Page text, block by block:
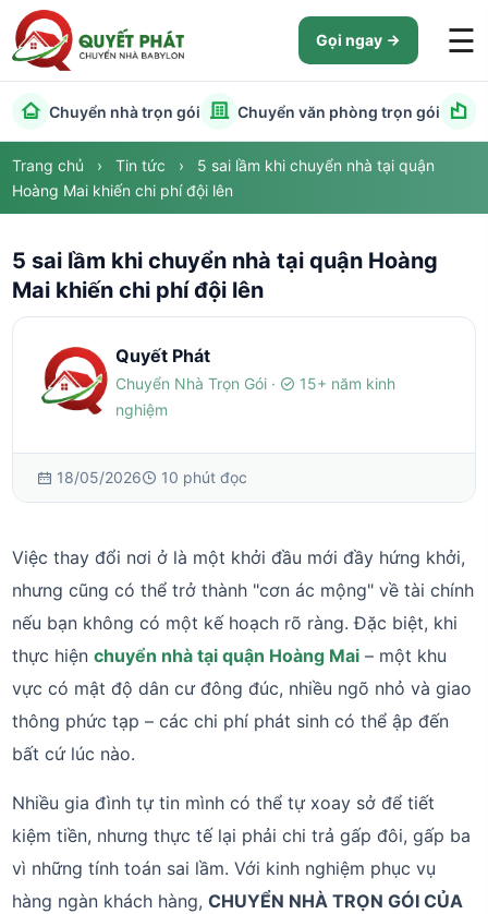
Gọi ngay ☰
Chuyển nhà trọn gói Chuyển văn phòng trọn gói
Trang chủ › Tin tức ›
5 sai lầm khi chuyển nhà tại quận
Hoàng Mai khiến chi phí đội lên
5 sai lầm khi chuyển nhà tại quận Hoàng
Mai khiến chi phí đội lên
Quyết Phát
Chuyển Nhà Trọn Gói ·
15+ năm kinh
nghiệm
18/05/2026 10 phút đọc
Việc thay đổi nơi ở là một khởi đầu mới đầy hứng khởi,
nhưng cũng có thể trở thành "cơn ác mộng" về tài chính
nếu bạn không có một kế hoạch rõ ràng. Đặc biệt, khi
thực hiệnchuyển nhà tại quận Hoàng Mai – một khu
vực có mật độ dân cư đông đúc, nhiều ngõ nhỏ và giao
thông phức tạp – các chi phí phát sinh có thể ập đến
bất cứ lúc nào.
Nhiều gia đình tự tin mình có thể tự xoay sở để tiết
kiệm tiền, nhưng thực tế lại phải chi trả gấp đôi, gấp ba
vì những tính toán sai lầm. Với kinh nghiệm phục vụ
hàng ngàn khách hàng,CHUYỂN NHÀ TRỌN GÓI CỦA